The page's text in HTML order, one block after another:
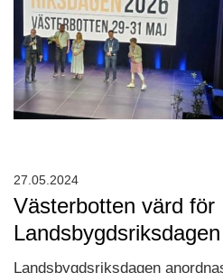
Västerbotten värd för
Landsbygdsriksdagen
27.05.2024